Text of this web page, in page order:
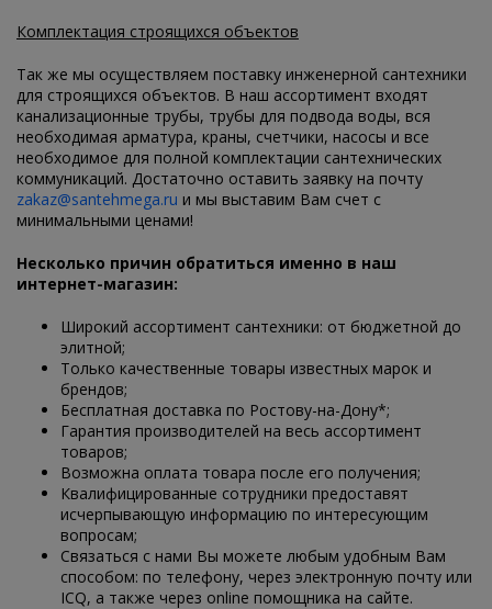
Комплектация строящихся объектов
Так же мы осуществляем поставку инженерной сантехники
для строящихся объектов. В наш ассортимент входят
канализационные трубы, трубы для подвода воды, вся
необходимая арматура, краны, счетчики, насосы и все
необходимое для полной комплектации сантехнических
коммуникаций. Достаточно оставить заявку на почту
zakaz@santehmega.ru и мы выставим Вам счет с
минимальными ценами!
Несколько причин обратиться именно в наш
интернет-магазин:
Широкий ассортимент сантехники: от бюджетной до
элитной;
Только качественные товары известных марок и
брендов;
Бесплатная доставка по Ростову-на-Дону*;
Гарантия производителей на весь ассортимент
товаров;
Возможна оплата товара после его получения;
Квалифицированные сотрудники предоставят
исчерпывающую информацию по интересующим
вопросам;
Связаться с нами Вы можете любым удобным Вам
способом: по телефону, через электронную почту или
ICQ, а также через online помощника на сайте.